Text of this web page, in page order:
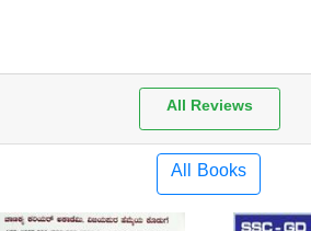
All Reviews
All Books